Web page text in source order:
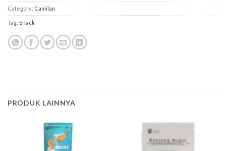
Category: Camilan
Tag: Snack
PRODUK LAINNYA